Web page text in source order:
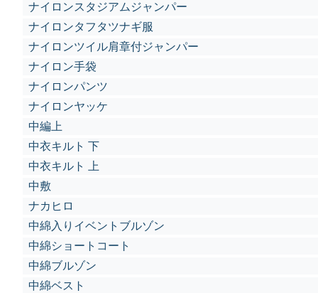
ナイロンスタジアムジャンパー
ナイロンタフタツナギ服
ナイロンツイル肩章付ジャンパー
ナイロン手袋
ナイロンパンツ
ナイロンヤッケ
中編上
中衣キルト 下
中衣キルト 上
中敷
ナカヒロ
中綿入りイベントブルゾン
中綿ショートコート
中綿ブルゾン
中綿ベスト